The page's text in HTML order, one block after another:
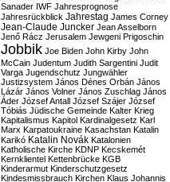
Sanader IWF Jahresprognose
Jahresrückblick Jahrestag James Corney
Jean-Claude Juncker Jean Asselborn
Jenő Rácz Jerusalem Jewgeni Prigoschin
Jobbik Joe Biden John Kirby John
McCain Judentum Judith Sargentini Judit
Varga Jugendschutz Jungwähler
Justizsystem János Dénes Orbán János
Lázár János Volner János Zuschlag János
Áder József Antall József Szájer József
Tóbiás Jüdische Gemeinde Kalter Krieg
Kapitalismus Kapitol Kardinalgesetz Karl
Marx Karpatoukraine Kasachstan Katalin
Karikó Katalin Novák Katalonien
Katholische Kirche KDNP Kecskemét
Kernklientel Kettenbrücke KGB
Kinderarmut Kinderschutzgesetz
Kindesmissbrauch Kirchen Klaus Johannis